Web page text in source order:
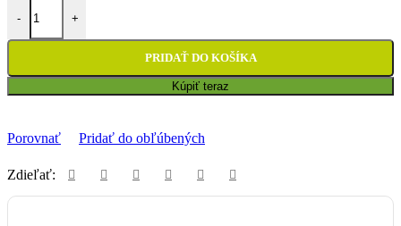
- +
PRIDAŤ DO KOŠÍKA
Kúpiť teraz
Porovnať Pridať do obľúbených
Zdieľať: